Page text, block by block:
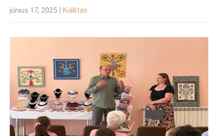
június 17, 2025 | Kiállítás